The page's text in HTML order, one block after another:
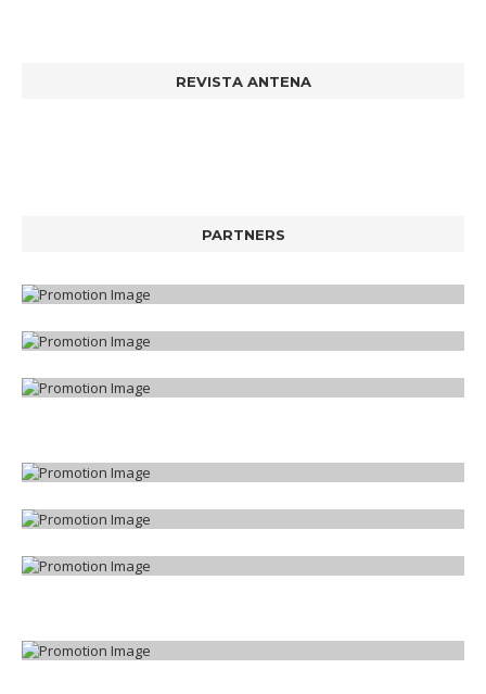
REVISTA ANTENA
PARTNERS